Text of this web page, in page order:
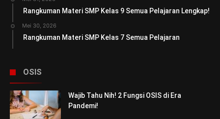
Rangkuman Materi SMP Kelas 9 Semua Pelajaran Lengkap!
Mei 30, 2026
Rangkuman Materi SMP Kelas 7 Semua Pelajaran
OSIS
Wajib Tahu Nih! 2 Fungsi OSIS di Era
Pandemi!